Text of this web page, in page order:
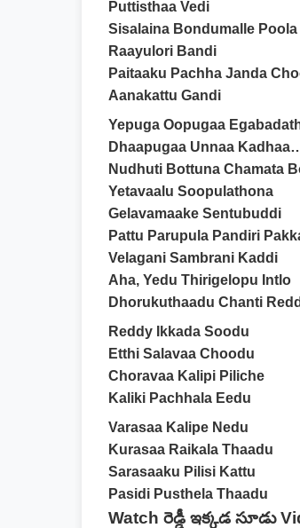
Puttisthaa Vedi
Sisalaina Bondumalle Poola
Raayulori Bandi
Paitaaku Pachha Janda
Aanakattu Gandi
Yepuga Oopugaa
Dhaapugaa Unnaa
Nudhuti Bottuna Chamata
Yetavaalu Soopulathona
Gelavamaake Sentubuddi
Pattu Parupula Pandiri
Velagani Sambrani Kaddi
Aha, Yedu Thirigelopu Intlo
Dhorukuthaadu Chanti
Reddy Ikkada Soodu
Etthi Salavaa Choodu
Choravaa Kalipi Piliche
Kaliki Pachhala Eedu
Varasaa Kalipe Nedu
Kurasaa Raikala Thaadu
Sarasaaku Pilisi Kattu
Pasidi Pusthela Thaadu
Watch రెడ్డీ ఇక్కడ సూడు